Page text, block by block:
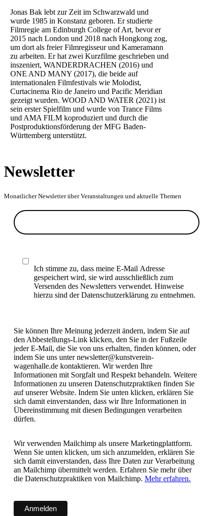
Jonas Bak lebt zur Zeit im Schwarzwald und
wurde 1985 in Konstanz geboren. Er studierte
Filmregie am Edinburgh College of Art, bevor er
2015 nach London und 2018 nach Hongkong zog,
um dort als freier Filmregisseur und Kameramann
zu arbeiten. Er hat zwei Kurzfilme geschrieben und
inszeniert, WANDERDRACHEN (2016) und
ONE AND MANY (2017), die beide auf
internationalen Filmfestivals wie Molodist,
Curtacinema Rio de Janeiro und Pacific Meridian
gezeigt wurden. WOOD AND WATER (2021) ist
sein erster Spielfilm und wurde von Trance Films
und AMA FILM koproduziert und durch die
Postproduktionsförderung der MFG Baden-
Württemberg unterstützt.
Newsletter
Monatlicher Newsletter über Veranstaltungen und aktuelle Themen
Ich stimme zu, dass meine E-Mail Adresse
gespeichert wird, sie wird ausschließlich zum
Versenden des Newsletters verwendet. Hinweise
hierzu sind der Datenschutzerklärung zu entnehmen.
Sie können Ihre Meinung jederzeit ändern, indem Sie auf
den Abbestellungs-Link klicken, den Sie in der Fußzeile
jeder E-Mail, die Sie von uns erhalten, finden können, oder
indem Sie uns unter newsletter@kunstverein-
wagenhalle.de kontaktieren. Wir werden Ihre
Informationen mit Sorgfalt und Respekt behandeln. Weitere
Informationen zu unseren Datenschutzpraktiken finden Sie
auf unserer Website. Indem Sie unten klicken, erklären Sie
sich damit einverstanden, dass wir Ihre Informationen in
Übereinstimmung mit diesen Bedingungen verarbeiten
dürfen.
Wir verwenden Mailchimp als unsere Marketingplattform.
Wenn Sie unten klicken, um sich anzumelden, erklären Sie
sich damit einverstanden, dass Ihre Daten zur Verarbeitung
an Mailchimp übermittelt werden. Erfahren Sie mehr über
die Datenschutzpraktiken von Mailchimp. Mehr erfahren.